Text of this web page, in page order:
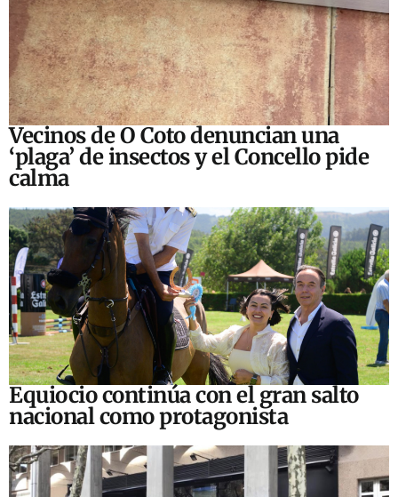
Vecinos de O Coto denuncian una
‘plaga’ de insectos y el Concello pide
calma
Equiocio continúa con el gran salto
nacional como protagonista